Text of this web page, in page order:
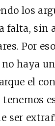
los
falta, sin
Por
haya
el
tenemos
ser